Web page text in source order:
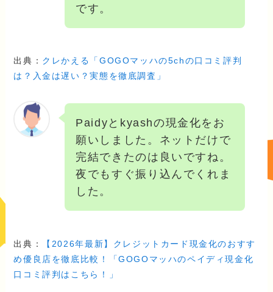
です。
出典： クレかえる「GOGOマッハの5chの口コミ評判
は？入金は遅い？実態を徹底調査」
Paidyとkyashの現金化をお
願いしました。ネットだけで
完結できたのは良いですね。
夜でもすぐ振り込んでくれま
した。
出典：
【2026年最新】クレジットカード現金化のおすす
め優良店を徹底比較！「GOGOマッハのペイディ現金化
口コミ評判はこちら！」